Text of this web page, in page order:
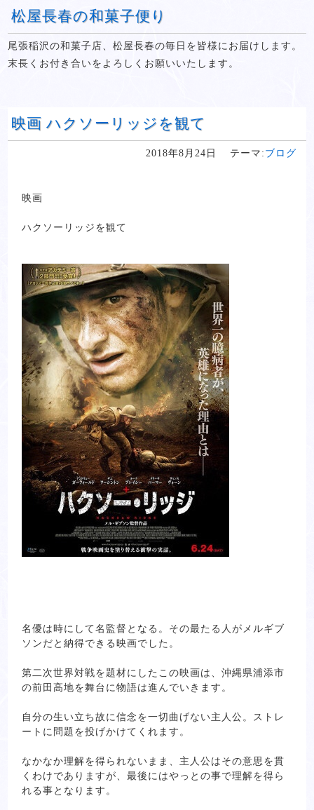
松屋長春の和菓子便り
尾張稲沢の和菓子店、松屋長春の毎日を皆様にお届けします。
末長くお付き合いをよろしくお願いいたします。
映画 ハクソーリッジを観て
2018年8月24日 テーマ: ブログ
映画
ハクソーリッジを観て
名優は時にして名監督となる。その最たる人がメルギブ
ソンだと納得できる映画でした。
第二次世界対戦を題材にしたこの映画は、沖縄県浦添市
の前田高地を舞台に物語は進んでいきます。
自分の生い立ち故に信念を一切曲げない主人公。ストレ
ートに問題を投げかけてくれます。
なかなか理解を得られないまま、主人公はその意思を貫
くわけでありますが、最後にはやっとの事で理解を得ら
れる事となります。